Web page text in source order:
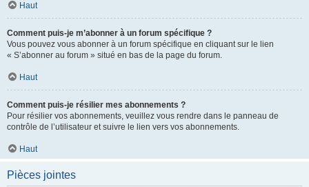
Haut
Comment puis-je m’abonner à un forum spécifique ?
Vous pouvez vous abonner à un forum spécifique en cliquant sur le lien
« S’abonner au forum » situé en bas de la page du forum.
Haut
Comment puis-je résilier mes abonnements ?
Pour résilier vos abonnements, veuillez vous rendre dans le panneau de
contrôle de l’utilisateur et suivre le lien vers vos abonnements.
Haut
Pièces jointes